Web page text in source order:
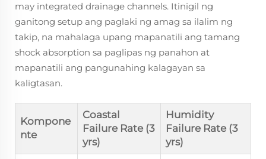
may integrated drainage channels. Itinigil ng
ganitong setup ang paglaki ng amag sa ilalim ng
takip, na mahalaga upang mapanatili ang tamang
shock absorption sa paglipas ng panahon at
mapanatili ang pangunahing kalagayan sa
kaligtasan.
Kompone
nte
Coastal
Failure Rate (3
yrs)
Humidity
Failure Rate (3
yrs)